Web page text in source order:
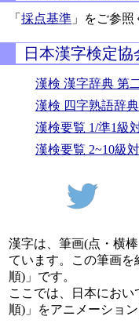
「採点基準 」をご参照
日本漢字検定
漢検 漢字辞典 第
漢検 四字熟語辞
漢検要覧 1/準1級
漢検要覧 2~10級
漢字は、筆画(点・横
ています。この筆画を
順)」です。
ここでは、日本にお
順)」をアニメーショ